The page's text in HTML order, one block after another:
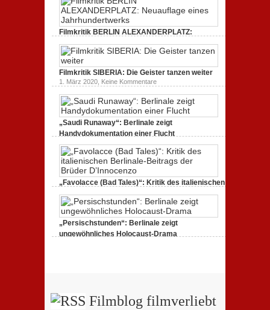
unverständlich,
zur
dreht
durch
Filmkritik BERLIN ALEXANDERPLATZ:
Neuauflage eines Jahrhundertwerks
1. März 2020,Keine Kommentarezu
BERLIN
ALEXANDERPLATZ:
Neuauflage
eines
Jahrhundertwerks
Filmkritik SIBERIA: Die Geister tanzen weiter
1. März 2020, Keine Kommentarezu
Filmkritik
SIBERIA:
Die
Geister
tanzen
weiter
„Saudi Runaway“: Berlinale zeigt
Handydokumentation einer Flucht
„Saudi
Runaway“:
Berlinale
Handydokumentation
einer
„Favolacce (Bad Tales)“: Kritik des italienischen
Berlinale-Beitrags der Brüder D’Innocenzo
25. Februar 2020,Keine Kommentarezu
„Favolacce
(Bad
Tales)“:
Kritik
des
„Persischstunden“: Berlinale zeigt
ungewöhnliches Holocaust-Drama
Filmblog filmverliebt